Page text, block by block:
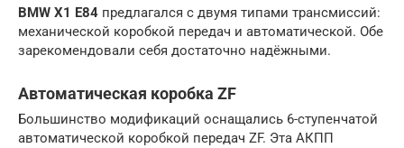
BMW X1 E84 предлагался с двумя типами трансмиссий:
механической коробкой передач и автоматической. Обе
зарекомендовали себя достаточно надёжными.
Автоматическая коробка ZF
Большинство модификаций оснащались 6-ступенчатой
автоматической коробкой передач ZF. Эта АКПП